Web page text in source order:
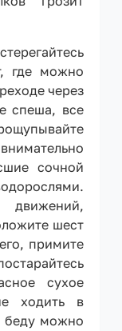
где можно
через
спеша, все
сочной
шест
примите
сухое
ходить в
беду можно